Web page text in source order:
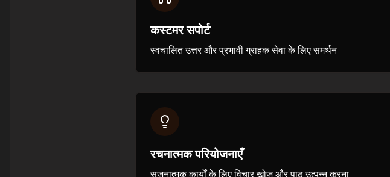
कस्टमर सपोर्ट
स्वचालित उत्तर और प्रभावी ग्राहक सेवा के लिए समर्थन
रचनात्मक परियोजनाएँ
सृजनात्मक कार्यों के लिए विचार खोज और पाठ उत्पन्न करना